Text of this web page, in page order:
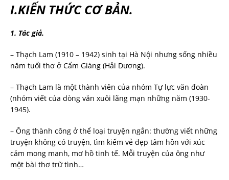
I.KIẾNTHỨC CƠ BẢN.
1. Tác giả.
– Thạch Lam (1910 – 1942) sinh tại Hà Nội nhưng sống nhiều
năm tuổi thơ ở Cẩm Giàng (Hải Dương).
– Thạch Lam là một thành viên của nhóm Tự lực văn đoàn
(nhóm viết của dòng văn xuôi lãng mạn những năm (1930-
1945).
– Ông thành công ở thể loại truyện ngắn: thường viết những
truyện không có truyện, tìm kiếm vẻ đẹp tâm hồn với xúc
cảm mong manh, mơ hồ tinh tế. Mỗi truyện của ông như
một bài thơ trữ tình…